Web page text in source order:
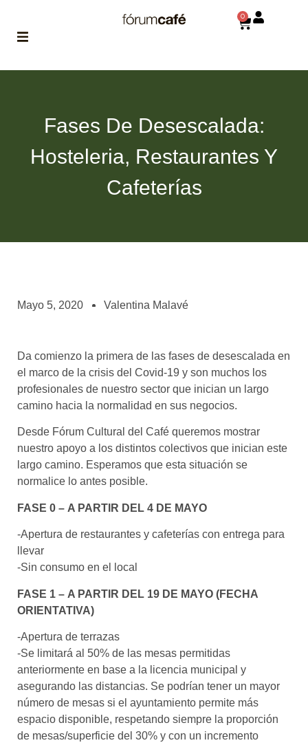
de fórum
asociados
el café siempre tiene
algo nuevo que
enseñarnos
BOLSA DE TRABAJO
¡te imaginas vivir de tu pasión
CONTACTO
¡queremos saber
0
Fases De Desescalada:
Hosteleria, Restaurantes Y
Cafeterías
Mayo 5, 2020 Valentina Malavé
Da comienzo la primera de las fases de desescalada en
el marco de la crisis del Covid-19 y son muchos los
profesionales de nuestro sector que inician un largo
camino hacia la normalidad en sus negocios.
Desde Fórum Cultural del Café queremos mostrar
nuestro apoyo a los distintos colectivos que inician este
largo camino. Esperamos que esta situación se
normalice lo antes posible.
FASE 0 – A PARTIR DEL 4 DE MAYO
-Apertura de restaurantes y cafeterías con entrega para
llevar
-Sin consumo en el local
FASE 1 – A PARTIR DEL 19 DE MAYO (FECHA
ORIENTATIVA)
-Apertura de terrazas
-Se limitará al 50% de las mesas permitidas
anteriormente en base a la licencia municipal y
asegurando las distancias. Se podrían tener un mayor
número de mesas si el ayuntamiento permite más
espacio disponible, respetando siempre la proporción
de mesas/superficie del 30% y con un incremento